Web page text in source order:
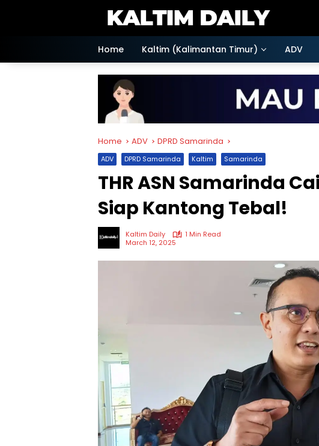
Home Kaltim (Kalimantan Timur) ADV
Home ADV DPRD Samarinda
ADV DPRD Samarinda Kaltim Samarinda
THR ASN Samarinda
Siap Kantong Tebal!
Kaltim Daily
1 Min Read
March 12, 2025